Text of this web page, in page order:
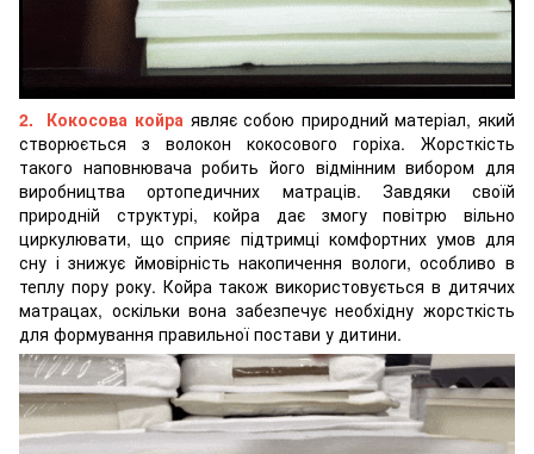
2. Кокосова койра являє собою природний матеріал, який
створюється з волокон кокосового горіха. Жорсткість
такого наповнювача робить його відмінним вибором для
виробництва ортопедичних матраців. Завдяки своїй
природній структурі, койра дає змогу повітрю вільно
циркулювати, що сприяє підтримці комфортних умов для
сну і знижує ймовірність накопичення вологи, особливо в
теплу пору року. Койра також використовується в дитячих
матрацах, оскільки вона забезпечує необхідну жорсткість
для формування правильної постави у дитини.